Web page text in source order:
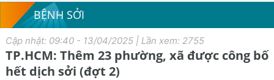
BỆNH SỞI
Cập nhật: 09:40 - 13/04/2025 | Lần xem: 2755
TP.HCM: Thêm 23 phường, xã được công bố
hết dịch sởi (đợt 2)